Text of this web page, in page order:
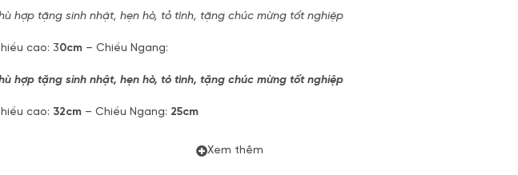
hợp tặng sinh nhật, hẹn hò, tỏ tình, tặng chúc mừng tốt nghiệp
cao: 30cm – Chiều Ngang:
hợp tặng sinh nhật, hẹn hò, tỏ tình, tặng chúc mừng tốt nghiệp
cao: 32cm – Chiều Ngang: 25cm
Xem thêm